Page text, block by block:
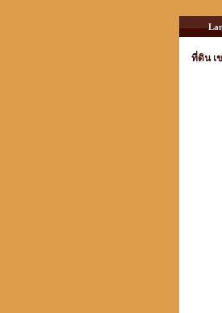
ที่ดิน เ